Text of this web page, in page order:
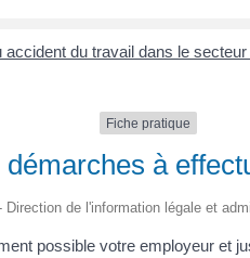
accident du travail dans le
Fiche pratique
à
Direction de l'information légale et
possible votre employeur et